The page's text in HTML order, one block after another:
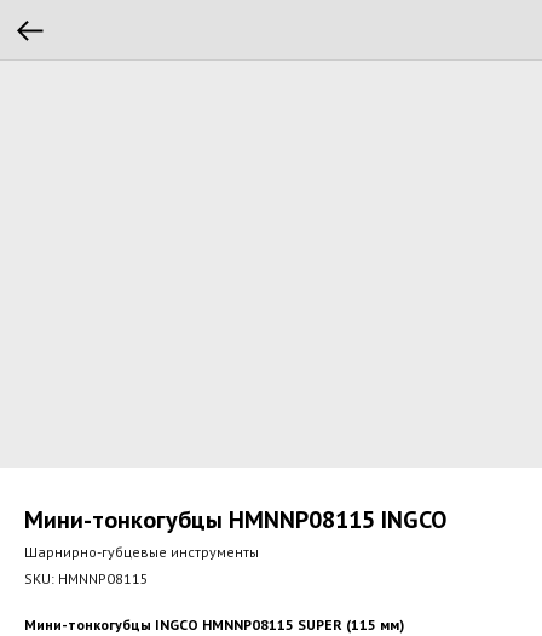
Мини-тонкогубцы HMNNP08115 INGCO
Шарнирно-губцевые инструменты
SKU: HMNNP08115
Мини-тонкогубцы INGCO HMNNP08115 SUPER (115 мм)